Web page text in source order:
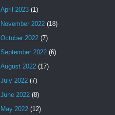
April 2023 (1)
November 2022 (18)
October 2022 (7)
September 2022 (6)
August 2022 (17)
July 2022 (7)
June 2022 (8)
May 2022 (12)